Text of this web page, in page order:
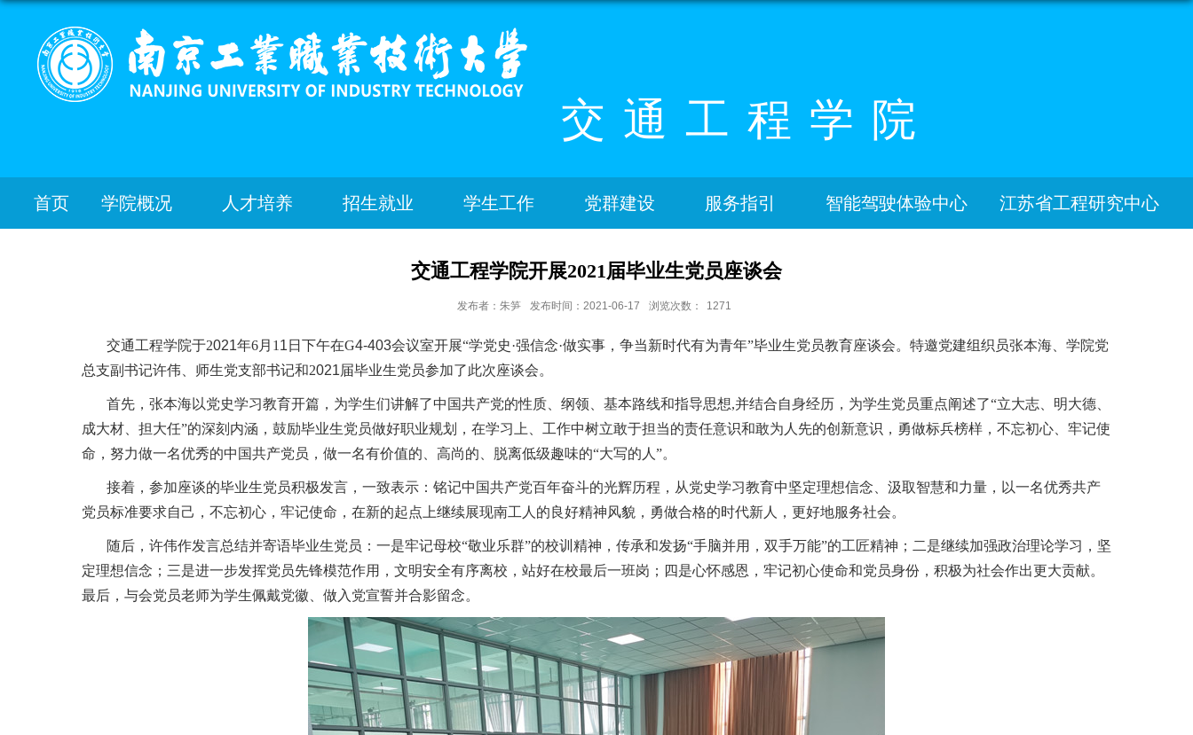
交通工程学院
首页 学院概况 人才培养 招生就业 学生工作 党群建设 服务指引 智能驾驶体验中心 江苏省工程研究中心
交通工程学院开展2021届毕业生党员座谈会
发布者：朱笋 发布时间：2021-06-17 浏览次数： 1271
交通工程学院于2021年6月1 1 日下午在G4-403会议室开展“学党史·强信念·做实事，争当新时代有为青年”毕业生党员教育座谈会。特邀党建组织员张本海、学院党
总支副书记许伟、师生党支部书记和2021届毕业生党员参加了此次座谈会。
首先，张本海以党史学习教育开篇，为学生们讲解了中国共产党的性质、纲领、基本路线和指导思想,并结合自身经历，为学生党员重点阐述了“立大志、明大德、
成大材、担大任”的深刻内涵，鼓励毕业生党员做好职业规划 ，在学习上、工作中树立敢于担当的责任意识和敢为人先的创新意识， 勇做标兵榜样，不忘初心、牢记使
命，努力做一名优秀的中国共产党员 ， 做一名有价值的、高尚的、脱离低级趣味的“大写的 人 ”。
接着，参加座谈的毕业生党员积极发言，一致表示：铭记中国共产党百年奋斗的光辉历程，从党史学习教育中坚定理想信念、汲取智慧和力量，以一名优秀共产
党员标准要求自己，不忘初心，牢记使命，在新的起点上继续展现南工人的良好精神风貌，勇做合格的时代新人，更好地服务社会。
随后，许伟作发言总结并寄语毕业生党员：一是牢记母校“敬业乐群”的校训精神，传承和发扬“手脑并用，双手万能”的工匠精神；二是继续加强政治理论学习，坚
定理想信念；三是进一步发挥党员先锋模范作用，文明安全有序离校，站好在校最后一班岗；四是心怀感恩，牢记初心使命和党员身份，积极为社会作出更大贡献。
最后，与会党员老师为学生佩戴党徽、 做入党宣誓并合影留念。